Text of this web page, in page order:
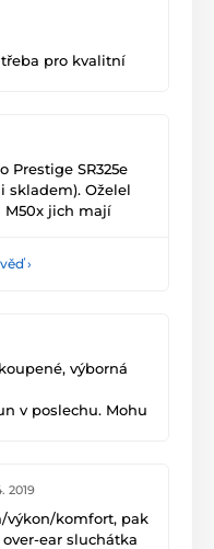
pro kvalitní
Prestige SR325e
skladem). Oželel
M50x jich mají
se nabažit.
›
výborná
v poslechu. Mohu
nástroje. Na
moc za radu.
2019
výkon/komfort, pak
ear sluchátka